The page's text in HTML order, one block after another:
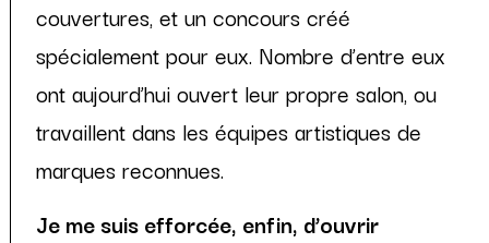
couvertures, et un concours créé
spécialement pour eux. Nombre d’entre eux
ont aujourd’hui ouvert leur propre salon, ou
travaillent dans les équipes artistiques de
marques reconnues.
Je me suis efforcée, enfin, d’ouvrir